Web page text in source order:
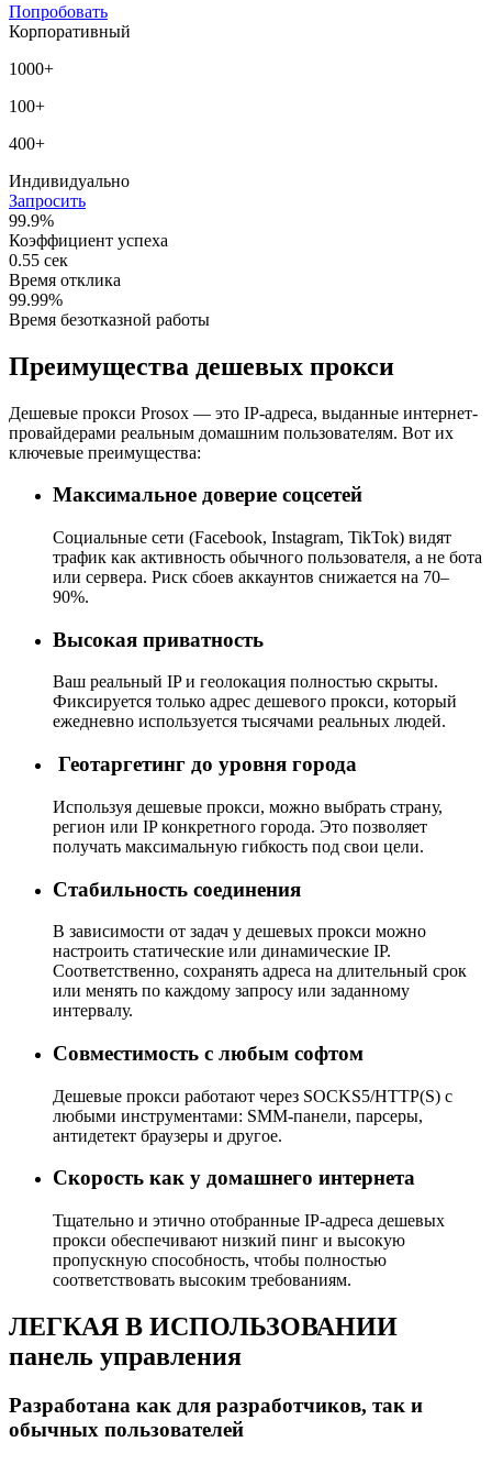
Попробовать
Корпоративный
1000+
100+
400+
Индивидуально
Запросить
99.9%
Коэффициент успеха
0.55 сек
Время отклика
99.99%
Время безотказной работы
Преимущества дешевых прокси
Дешевые прокси Prosox — это IP-адреса, выданные интернет-
провайдерами реальным домашним пользователям. Вот их
ключевые преимущества:
Максимальное доверие соцсетей
Социальные сети (Facebook, Instagram, TikTok) видят
трафик как активность обычного пользователя, а не бота
или сервера. Риск сбоев аккаунтов снижается на 70–
90%.
Высокая приватность
Ваш реальный IP и геолокация полностью скрыты.
Фиксируется только адрес дешевого прокси, который
ежедневно используется тысячами реальных людей.
Геотаргетинг до уровня города
Используя дешевые прокси, можно выбрать страну,
регион или IP конкретного города. Это позволяет
получать максимальную гибкость под свои цели.
Стабильность соединения
В зависимости от задач у дешевых прокси можно
настроить статические или динамические IP.
Соответственно, сохранять адреса на длительный срок
или менять по каждому запросу или заданному
интервалу.
Совместимость с любым софтом
Дешевые прокси работают через SOCKS5/HTTP(S) с
любыми инструментами: SMM-панели, парсеры,
антидетект браузеры и другое.
Скорость как у домашнего интернета
Тщательно и этично отобранные IP-адреса дешевых
прокси обеспечивают низкий пинг и высокую
пропускную способность, чтобы полностью
соответствовать высоким требованиям.
ЛЕГКАЯ В ИСПОЛЬЗОВАНИИ
панель управления
Разработана как для разработчиков, так и
обычных пользователей